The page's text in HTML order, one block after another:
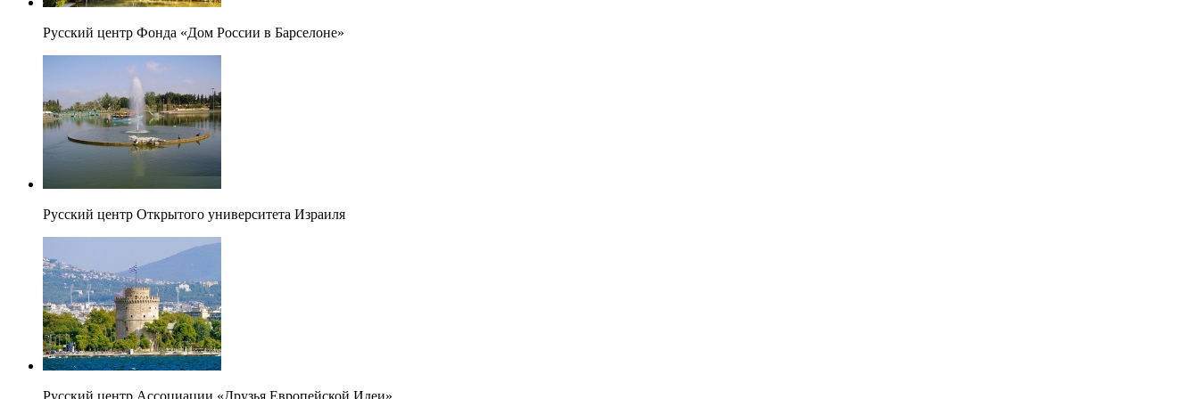
Русский центр Фонда «Дом России в Барселоне»
Русский центр Открытого университета Израиля